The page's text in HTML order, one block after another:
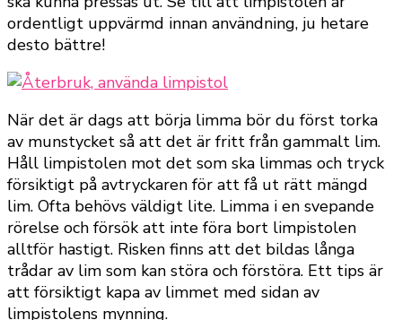
ordentligt uppvärmd innan användning, ju hetare
desto bättre!
När det är dags att börja limma bör du först torka
av munstycket så att det är fritt från gammalt lim.
Håll limpistolen mot det som ska limmas och tryck
försiktigt på avtryckaren för att få ut rätt mängd
lim. Ofta behövs väldigt lite. Limma i en svepande
rörelse och försök att inte föra bort limpistolen
alltför hastigt. Risken finns att det bildas långa
trådar av lim som kan störa och förstöra. Ett tips är
att försiktigt kapa av limmet med sidan av
limpistolens mynning.